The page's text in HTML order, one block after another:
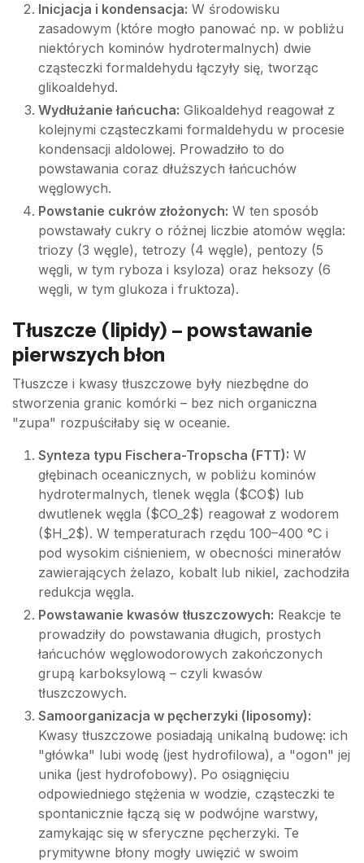
Inicjacja i kondensacja: W środowisku
zasadowym (które mogło panować np. w pobliżu
niektórych kominów hydrotermalnych) dwie
cząsteczki formaldehydu łączyły się, tworząc
glikoaldehyd.
Wydłużanie łańcucha: Glikoaldehyd reagował z
kolejnymi cząsteczkami formaldehydu w procesie
kondensacji aldolowej. Prowadziło to do
powstawania coraz dłuższych łańcuchów
węglowych.
Powstanie cukrów złożonych: W ten sposób
powstawały cukry o różnej liczbie atomów węgla:
triozy (3 węgle), tetrozy (4 węgle), pentozy (5
węgli, w tym ryboza i ksyloza) oraz heksozy (6
węgli, w tym glukoza i fruktoza).
Tłuszcze (lipidy) – powstawanie
pierwszych błon
Tłuszcze i kwasy tłuszczowe były niezbędne do
stworzenia granic komórki – bez nich organiczna
"zupa" rozpuściłaby się w oceanie.
Synteza typu Fischera-Tropscha (FTT): W
głębinach oceanicznych, w pobliżu kominów
hydrotermalnych, tlenek węgla ($CO$) lub
dwutlenek węgla ($CO_2$) reagował z wodorem
($H_2$). W temperaturach rzędu 100–400 °C i
pod wysokim ciśnieniem, w obecności minerałów
zawierających żelazo, kobalt lub nikiel, zachodziła
redukcja węgla.
Powstawanie kwasów tłuszczowych: Reakcje te
prowadziły do powstawania długich, prostych
łańcuchów węglowodorowych zakończonych
grupą karboksylową – czyli kwasów
tłuszczowych.
Samoorganizacja w pęcherzyki (liposomy):
Kwasy tłuszczowe posiadają unikalną budowę: ich
"główka" lubi wodę (jest hydrofilowa), a "ogon" jej
unika (jest hydrofobowy). Po osiągnięciu
odpowiedniego stężenia w wodzie, cząsteczki te
spontanicznie łączą się w podwójne warstwy,
zamykając się w sferyczne pęcherzyki. Te
prymitywne błony mogły uwięzić w swoim